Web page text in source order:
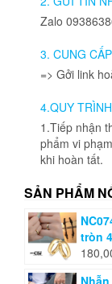
Zalo
3. CUNG
=> Gởi link
4.QUY
1.Tiếp nhận
phẩm vi
khi hoàn tất.
SẢN PHẨM
tròn